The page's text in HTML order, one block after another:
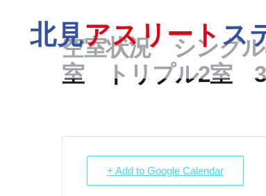
北見アスリート ス
空室状況 シング
室 トリプル2室
+ Add to Google Calendar